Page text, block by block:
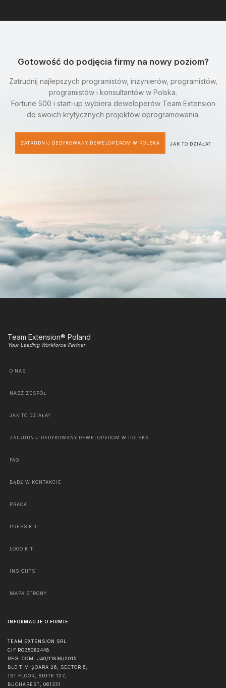
Gotowość do podjęcia firmy na nowy poziom?
Zatrudnij najlepszych programistów, inżynierów, programistów,
programistów i konsultantów w Polska.
Fortune 500 i start-up wybiera deweloperów Team Extension
do swoich krytycznych projektów oprogramowania.
ZATRUDNIJ DEDYKOWANY DEWELOPEROM W POLSKA JAK TO DZIAŁA?
Team Extension® Poland
Your Leading Workforce Partner
O NAS
NASZ ZESPÓŁ
JAK TO DZIAŁA?
ZATRUDNIJ DEDYKOWANY DEWELOPEROM W POLSKA
FAQ
BĄDŹ W KONTAKCIE
PRACA
PRESS KIT
LOGO KIT
INSIGHTS
MAPA STRONY
INFORMACJE O FIRMIE
TEAM EXTENSION SRL
CIF RO35062448
REG. COM. J40/11836/2015
BLD TIMIȘOARA 26, SECTOR 6,
1ST FLOOR, SUITE 127,
BUCHAREST, 061331